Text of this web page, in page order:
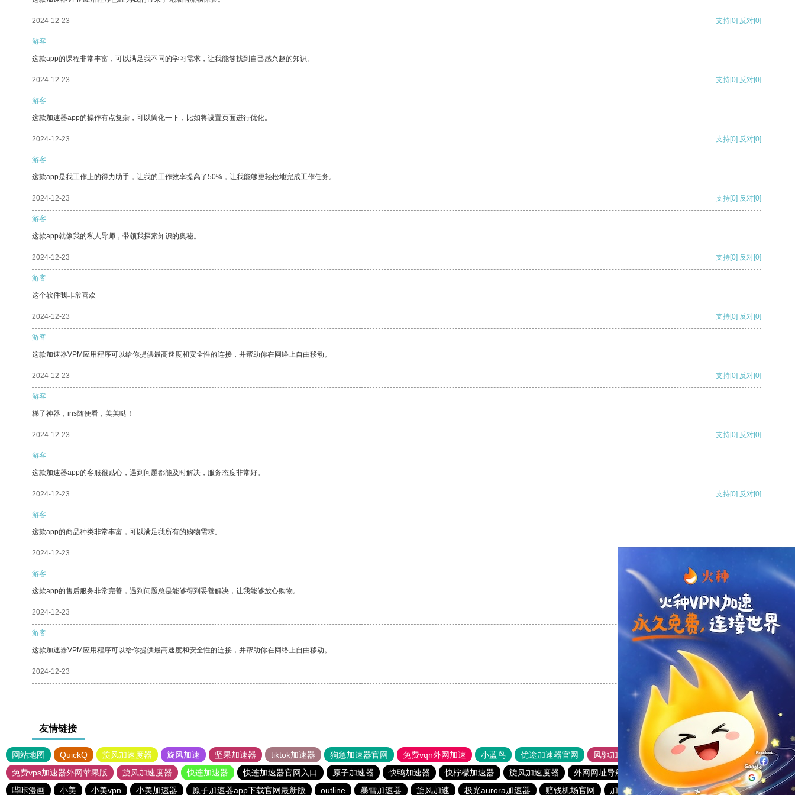
2024-12-23 支持[0] 反对[0]
游客
这款app的课程非常丰富，可以满足我不同的学习需求，让我能够找到自己感兴趣的知识。
2024-12-23 支持[0] 反对[0]
游客
这款加速器app的操作有点复杂，可以简化一下，比如将设置页面进行优化。
2024-12-23 支持[0] 反对[0]
游客
这款app是我工作上的得力助手，让我的工作效率提高了50%，让我能够更轻松地完成工作任务。
2024-12-23 支持[0] 反对[0]
游客
这款app就像我的私人导师，带领我探索知识的奥秘。
2024-12-23 支持[0] 反对[0]
游客
这个软件我非常喜欢
2024-12-23 支持[0] 反对[0]
游客
这款加速器VPM应用程序可以给你提供最高速度和安全性的连接，并帮助你在网络上自由移动。
2024-12-23 支持[0] 反对[0]
游客
梯子神器，ins随便看，美美哒！
2024-12-23 支持[0] 反对[0]
游客
这款加速器app的客服很贴心，遇到问题都能及时解决，服务态度非常好。
2024-12-23 支持[0] 反对[0]
游客
这款app的商品种类非常丰富，可以满足我所有的购物需求。
2024-12-23
游客
这款app的售后服务非常完善，遇到问题总是能够得到妥善解决，让我能够放心购物。
2024-12-23 支持 [0] 反对[0]
游客
这款加速器VPM应用程序可以给你提供最高速度和安全性的连接，并帮助你在网络上自由移动。
2024-12-23 支持
友情链接
网站地图 QuickQ 旋风加速度器 旋风加速 坚果加速器 tiktok加速器 狗急加速器官网 免费vqn外网加速 小蓝鸟 优途加速器官网 风驰加速器
旋风加速器
免费vps加速器外网苹果版
旋风加速度器 快连加速器 快连加速器官网入口 原子加速器 快鸭加速器 快柠檬加速器 旋风加速度器 外网网址导航 软件中心 雷霆加速
狂飙加速器
哔咔漫画
小美 小美vpn 小美加速器 原子加速器app下载官网最新版 outline 暴雪加速器 旋风加速 极光aurora加速器 赔钱机场官网 加速器旋风 twitter加速器